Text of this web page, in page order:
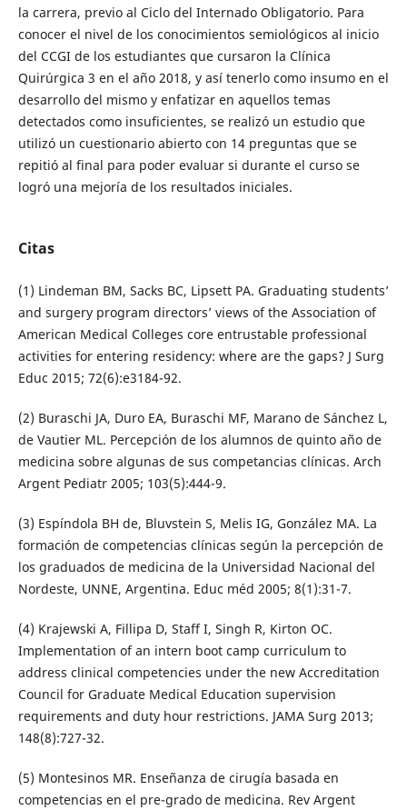
la carrera, previo al Ciclo del Internado Obligatorio. Para
conocer el nivel de los conocimientos semiológicos al inicio
del CCGI de los estudiantes que cursaron la Clínica
Quirúrgica 3 en el año 2018, y así tenerlo como insumo en el
desarrollo del mismo y enfatizar en aquellos temas
detectados como insuficientes, se realizó un estudio que
utilizó un cuestionario abierto con 14 preguntas que se
repitió al final para poder evaluar si durante el curso se
logró una mejoría de los resultados iniciales.
Citas
(1) Lindeman BM, Sacks BC, Lipsett PA. Graduating students’
and surgery program directors’ views of the Association of
American Medical Colleges core entrustable professional
activities for entering residency: where are the gaps? J Surg
Educ 2015; 72(6):e3184-92.
(2) Buraschi JA, Duro EA, Buraschi MF, Marano de Sánchez L,
de Vautier ML. Percepción de los alumnos de quinto año de
medicina sobre algunas de sus competancias clínicas. Arch
Argent Pediatr 2005; 103(5):444-9.
(3) Espíndola BH de, Bluvstein S, Melis IG, González MA. La
formación de competencias clínicas según la percepción de
los graduados de medicina de la Universidad Nacional del
Nordeste, UNNE, Argentina. Educ méd 2005; 8(1):31-7.
(4) Krajewski A, Fillipa D, Staff I, Singh R, Kirton OC.
Implementation of an intern boot camp curriculum to
address clinical competencies under the new Accreditation
Council for Graduate Medical Education supervision
requirements and duty hour restrictions. JAMA Surg 2013;
148(8):727-32.
(5) Montesinos MR. Enseñanza de cirugía basada en
competencias en el pre-grado de medicina. Rev Argent